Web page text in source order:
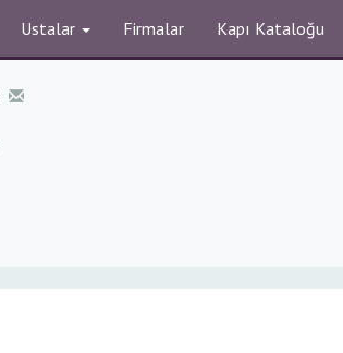
Ustalar Firmalar Kapı Kataloğu